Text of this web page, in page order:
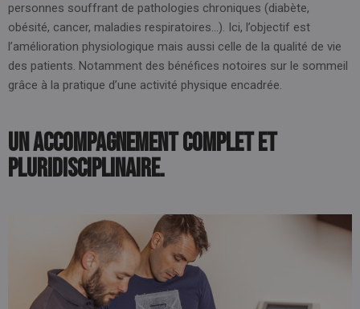
personnes souffrant de pathologies chroniques (diabète,
obésité, cancer, maladies respiratoires…). Ici, l’objectif est
l’amélioration physiologique mais aussi celle de la qualité de vie
des patients. Notamment des bénéfices notoires sur le sommeil
grâce à la pratique d’une activité physique encadrée.
Un accompagnement complet et
pluridisciplinaire.